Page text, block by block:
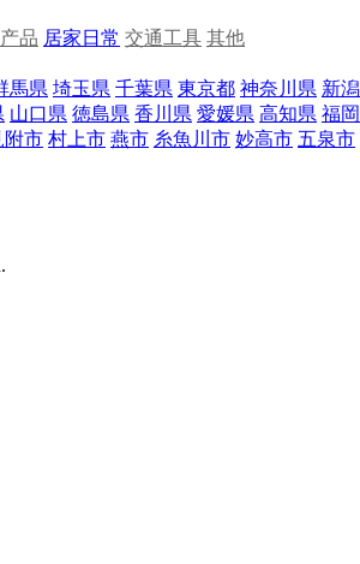
品 居家日常 交通工具 其他
馬県 埼玉県 千葉県 東京都 神奈川県 新
山口県 徳島県 香川県 愛媛県 高知県 福
附市 村上市 燕市 糸魚川市 妙高市 五泉市